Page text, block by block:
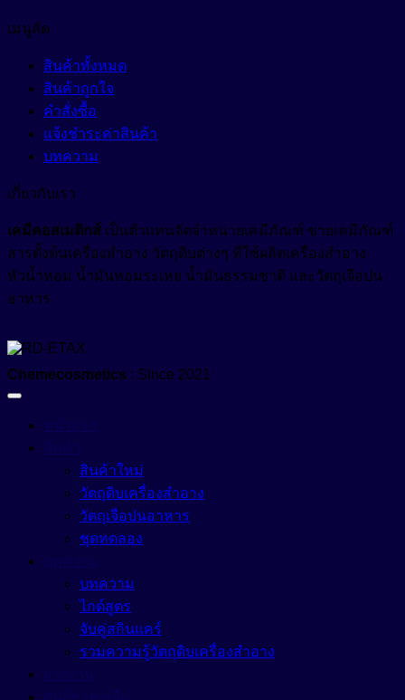
เมนูลัด
สินค้าทั้งหมด
สินค้าถูกใจ
คำสั่งซื้อ
แจ้งชำระค่าสินค้า
บทความ
เกี่ยวกับเรา
เคมีคอสเมติกส์ เป็นตัวแทนจัดจำหน่ายเคมีภัณฑ์ ขายเคมีภัณฑ์
สารตั้งต้นเครื่องสำอาง วัตถุดิบต่างๆ ที่ใช้ผลิตเครื่องสำอาง
หัวน้ำหอม น้ำมันหอมระเหย น้ำมันธรรมชาติ และวัตถุเจือปน
อาหาร
Chemecosmetics : Since 2021
สินค้าใหม่
วัตถุดิบเครื่องสำอาง
วัตถุเจือปนอาหาร
ชุดทดลอง
บทความ
ไกด์สูตร
จับคู่สกินแคร์
รวมความรู้วัตถุดิบเครื่องสำอาง